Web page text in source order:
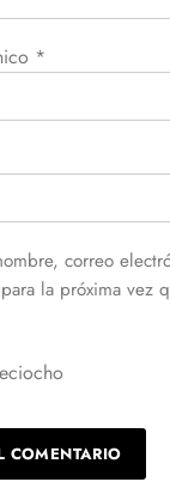
*
correo
la próxima vez